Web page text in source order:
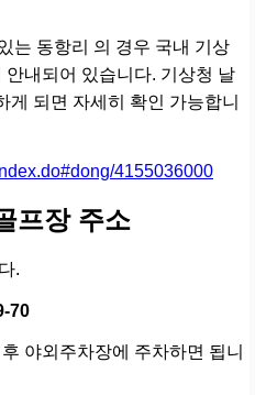
는 동항리 의 경우 국내 기상
내되어 있습니다. 기상청 날
되면 자세히 확인 가능합니
4155036000
프장 주소
.
70
야외주차장에 주차하면 됩니